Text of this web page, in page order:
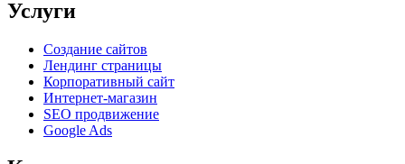
Услуги
Создание сайтов
Лендинг страницы
Корпоративный сайт
Интернет-магазин
SEO продвижение
Google Ads